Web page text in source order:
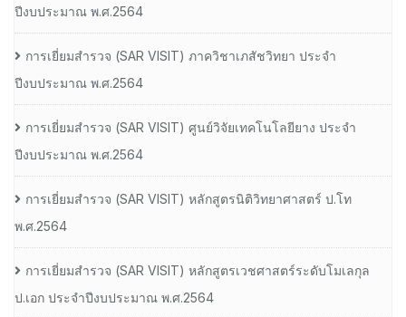
ปีงบประมาณ พ.ศ.2564
การเยี่ยมสํารวจ (SAR VISIT) ภาควิชาเภสัชวิทยา ประจํา
ปีงบประมาณ พ.ศ.2564
การเยี่ยมสํารวจ (SAR VISIT) ศูนย์วิจัยเทคโนโลยียาง ประจํา
ปีงบประมาณ พ.ศ.2564
การเยี่ยมสํารวจ (SAR VISIT) หลักสูตรนิติวิทยาศาสตร์ ป.โท
พ.ศ.2564
การเยี่ยมสํารวจ (SAR VISIT) หลักสูตรเวชศาสตร์ระดับโมเลกุล
ป.เอก ประจําปีงบประมาณ พ.ศ.2564